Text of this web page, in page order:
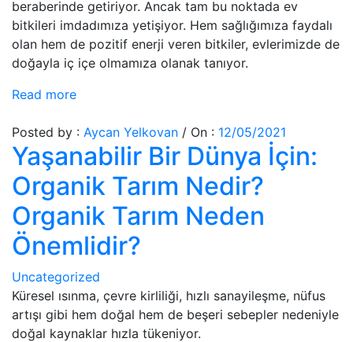
beraberinde getiriyor. Ancak tam bu noktada ev
bitkileri imdadımıza yetişiyor. Hem sağlığımıza faydalı
olan hem de pozitif enerji veren bitkiler, evlerimizde de
doğayla iç içe olmamıza olanak tanıyor.
Read more
Posted by : Aycan Yelkovan / On : 12/05/2021
Yaşanabilir Bir Dünya İçin:
Organik Tarım Nedir?
Organik Tarım Neden
Önemlidir?
Uncategorized
Küresel ısınma, çevre kirliliği, hızlı sanayileşme, nüfus
artışı gibi hem doğal hem de beşeri sebepler nedeniyle
doğal kaynaklar hızla tükeniyor.